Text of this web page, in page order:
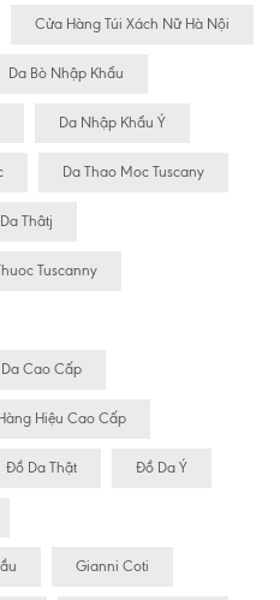
Cửa Hàng Túi Xách Nữ Hà Nội
Da Bò Nhập Khẩu
Da Nhập Khẩu Ý
Da Thao Moc Tuscany
Da Thâtj
Tuscanny
Cao Cấp
Hiệu Cao Cấp
Đồ Da Thật Đồ Da Ý
Gianni Coti